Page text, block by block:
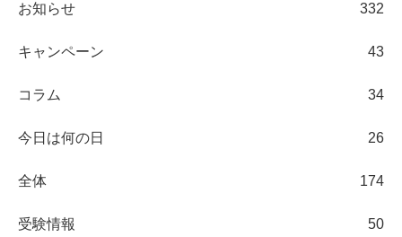
お知らせ 332
キャンペーン 43
コラム 34
今日は何の日 26
全体 174
受験情報 50